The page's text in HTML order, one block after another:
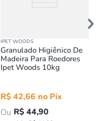
IPET WOODS
Granulado Higiênico De
Madeira Para Roedores
Ipet Woods 10kg
R$42,66
R$44,90